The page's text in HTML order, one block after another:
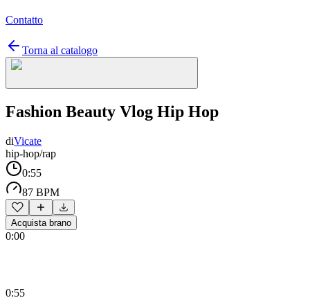
Contatto
Torna al catalogo
Fashion Beauty Vlog Hip Hop
diVicate
hip-hop/rap
0:55
87 BPM
Acquista brano
0:00
0:55